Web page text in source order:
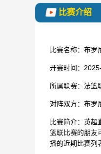
比赛介绍
比赛名称： 布罗
开赛时间：
所属联赛： 法篮
对阵双方： 布罗
比赛简介： 英超
篮联比赛的朋友
播的近期比赛列